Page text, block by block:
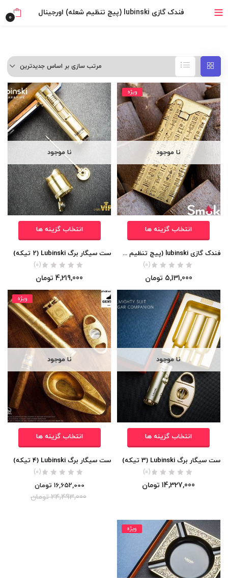
خرید قسطی با ترب‌پی فندک گازی lubinski (پیچ تنظیم شعله) اورجینال 0
مرتب سازی بر اساس جدیدترین
ویژه
نا موجود
انتخاب گزینه ها
فندک گازی lubinski (پیچ تنظیم شعله) اورجینال
(0)
5,131,000 تومان
نا موجود
انتخاب گزینه ها
ست سیگار برگ Lubinski (2 تیکه)
(0)
4,219,000 تومان
نا موجود
انتخاب گزینه ها
ست سیگار برگ Lubinski (3 تیکه)
(0)
14,327,000 تومان
نا موجود
انتخاب گزینه ها
ست سیگار برگ Lubinski (4 تیکه)
(0)
16,652,000 تومان
24,493,000 تومان
ویژه
ویژه